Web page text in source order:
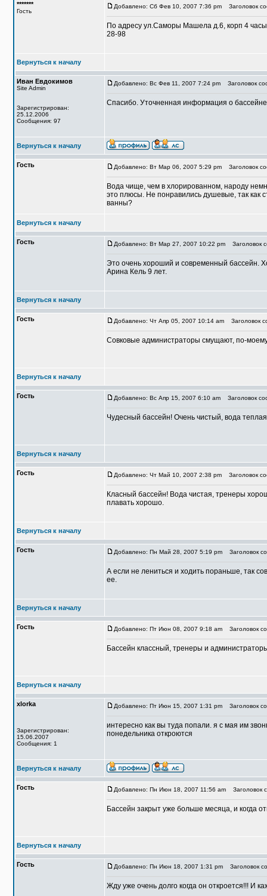
*******
Гость
Добавлено: Сб Фев 10, 2007 7:36 pm Заголовок
По адресу ул.Саморы Машела д.6, корп 4
28-98
Вернуться к началу
Иван Евдокимов
Site Admin
Зарегистрирован:
25.12.2006
Сообщения: 97
Добавлено: Вс Фев 11, 2007 7:24 pm Заголовок
Спасибо. Уточненная информация о
Вернуться к началу
Гость Добавлено: Вт Мар 06, 2007 5:29 pm Заголовок
Вода чище, чем в хлорированном, народу
это плюсы. Не понравились душевые, так как
ванны?
Вернуться к началу
Гость Добавлено: Вт Мар 27, 2007 10:22 pm Заголовок
Это очень хороший и современный бассейн.
Арина Кель 9 лет.
Вернуться к началу
Гость Добавлено: Чт Апр 05, 2007 10:14 am Заголовок
Совковые администраторы смущают, по-
Вернуться к началу
Гость Добавлено: Вс Апр 15, 2007 6:10 am Заголовок
Чудесный бассейн! Очень чистый, вода
Вернуться к началу
Гость Добавлено: Чт Май 10, 2007 2:38 pm Заголовок
Класный бассейн! Вода чистая, тренеры
плавать хорошо.
Вернуться к началу
Гость Добавлено: Пн Май 28, 2007 5:19 pm Заголовок
А если не лениться и ходить пораньше, так
ее.
Вернуться к началу
Гость Добавлено: Пт Июн 08, 2007 9:18 am Заголовок
Бассейн классный, тренеры и
Вернуться к началу
xlorka
Зарегистрирован:
15.06.2007
Сообщения: 1
Добавлено: Пт Июн 15, 2007 1:31 pm Заголовок
интересно как вы туда попали. я с мая им
понедельника откроются
Вернуться к началу
Гость Добавлено: Пн Июн 18, 2007 11:56 am Заголовок
Бассейн закрыт уже больше месяца, и когда
Вернуться к началу
Гость Добавлено: Пн Июн 18, 2007 1:31 pm Заголовок
Жду уже очень долго когда он откроется!!! И